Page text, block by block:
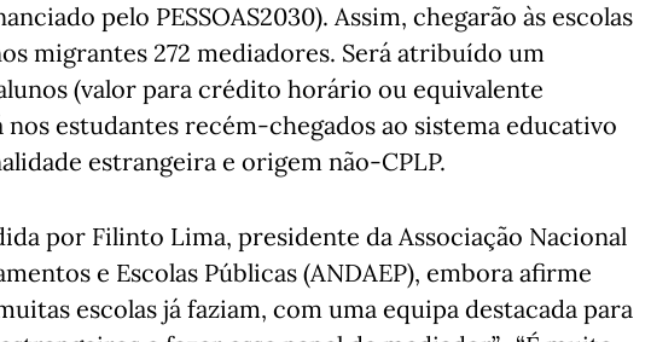
pelo PESSOAS2030). Assim, chegarão às escolas
migrantes 272 mediadores. Será atribuído um
(valor para crédito horário ou equivalente
estudantes recém-chegados ao sistema educativo
estrangeira e origem não-CPLP.
por Filinto Lima, presidente da Associação Nacional
e Escolas Públicas (ANDAEP), embora afirme
escolas já faziam, com uma equipa destacada para